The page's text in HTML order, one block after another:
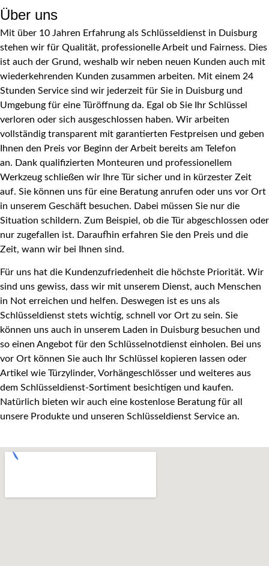
Über uns
Mit über 10 Jahren Erfahrung als Schlüsseldienst in Duisburg
stehen wir für Qualität, professionelle Arbeit und Fairness. Dies
ist auch der Grund, weshalb wir neben neuen Kunden auch mit
wiederkehrenden Kunden zusammen arbeiten. Mit einem 24
Stunden Service sind wir jederzeit für Sie in Duisburg und
Umgebung für eine Türöffnung da. Egal ob Sie Ihr Schlüssel
verloren oder sich ausgeschlossen haben. Wir arbeiten
vollständig transparent mit garantierten Festpreisen und geben
Ihnen den Preis vor Beginn der Arbeit bereits am Telefon
an. Dank qualifizierten Monteuren und professionellem
Werkzeug schließen wir Ihre Tür sicher und in kürzester Zeit
auf. Sie können uns für eine Beratung anrufen oder uns vor Ort
in unserem Geschäft besuchen. Dabei müssen Sie nur die
Situation schildern. Zum Beispiel, ob die Tür abgeschlossen oder
nur zugefallen ist. Daraufhin erfahren Sie den Preis und die
Zeit, wann wir bei Ihnen sind.
Für uns hat die Kundenzufriedenheit die höchste Priorität. Wir
sind uns gewiss, dass wir mit unserem Dienst, auch Menschen
in Not erreichen und helfen. Deswegen ist es uns als
Schlüsseldienst stets wichtig, schnell vor Ort zu sein. Sie
können uns auch in unserem Laden in Duisburg besuchen und
so einen Angebot für den Schlüsselnotdienst einholen. Bei uns
vor Ort können Sie auch Ihr Schlüssel kopieren lassen oder
Artikel wie Türzylinder, Vorhängeschlösser und weiteres aus
dem Schlüsseldienst-Sortiment besichtigen und kaufen.
Natürlich bieten wir auch eine kostenlose Beratung für all
unsere Produkte und unseren Schlüsseldienst Service an.